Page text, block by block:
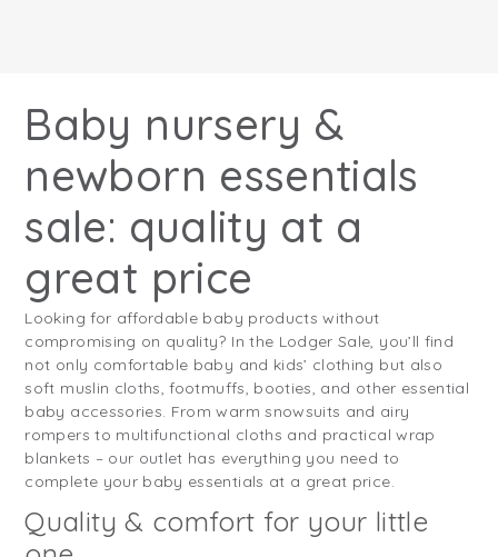
Baby nursery &
newborn essentials
sale: quality at a
great price
Looking for affordable baby products without
compromising on quality? In the Lodger Sale, you’ll find
not only comfortable baby and kids’ clothing but also
soft muslin cloths, footmuffs, booties, and other essential
baby accessories. From warm snowsuits and airy
rompers to multifunctional cloths and practical wrap
blankets – our outlet has everything you need to
complete your baby essentials at a great price.
Quality & comfort for your little